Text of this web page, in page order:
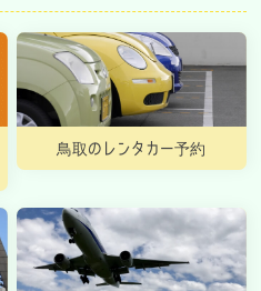
鳥取のレンタカー予約